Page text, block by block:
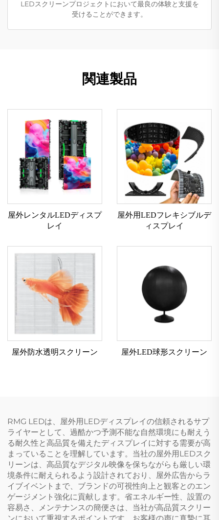
LEDスクリーンプロジェクトにおいて最良の体験と支援を
受けることができます。
関連製品
屋外レンタルLEDディスプ
レイ
屋外用LEDフレキシブルデ
ィスプレイ
屋外防水透明スクリーン 屋外LED球形スクリーン
RMG LEDは、屋外用LEDディスプレイの信頼されるサプ
ライヤーとして、過酷かつ予測不能な自然環境にも耐えう
る耐久性と高品質を備えたディスプレイに対する需要が高
まっていることを理解しています。当社の屋外用LEDスク
リーンは、高品質なデジタル映像を保ちながらも厳しい環
境条件に耐えられるよう設計されており、屋外広告からラ
イブイベントまで、ブランドの可視性向上と観客とのエン
ゲージメント強化に貢献します。省エネルギー性、設置の
容易さ、メンテナンスの簡便さは、当社が高品質スクリー
ンにおいて重視するポイントです。お客様の声に真摯に耳